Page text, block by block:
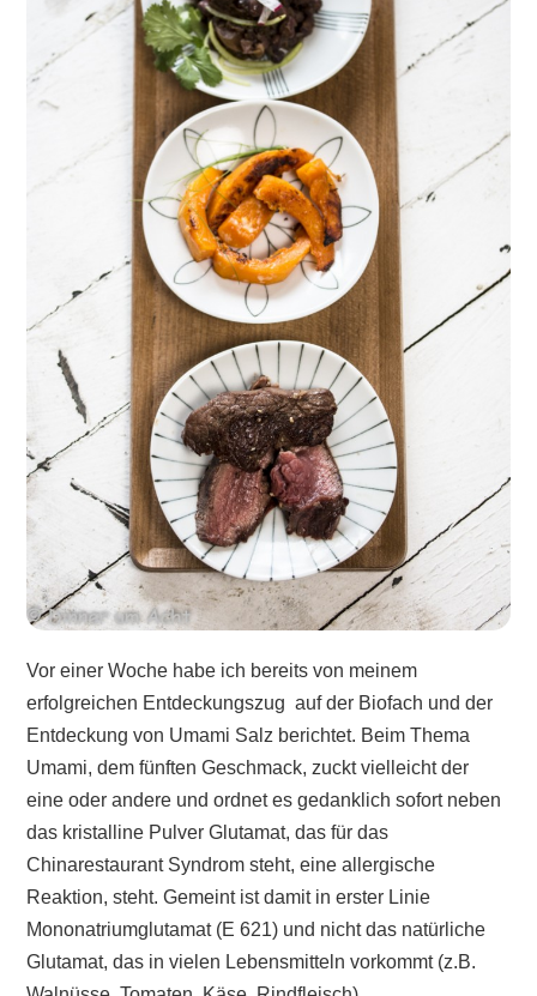
Vor einer Woche habe ich bereits von meinem
erfolgreichen Entdeckungszug auf der Biofach und der
Entdeckung von Umami Salz berichtet. Beim Thema
Umami, dem fünften Geschmack, zuckt vielleicht der
eine oder andere und ordnet es gedanklich sofort neben
das kristalline Pulver Glutamat, das für das
Chinarestaurant Syndrom steht, eine allergische
Reaktion, steht. Gemeint ist damit in erster Linie
Mononatriumglutamat (E 621) und nicht das natürliche
Glutamat, das in vielen Lebensmitteln vorkommt (z.B.